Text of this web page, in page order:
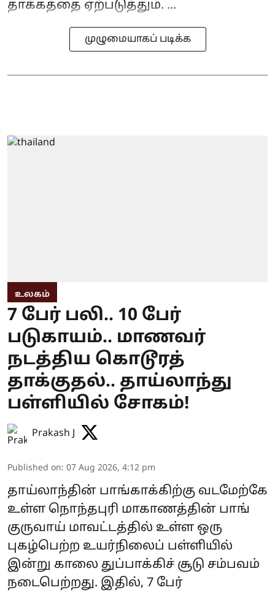
தாக்கத்தை ஏற்படுத்தும். ...
முழுமையாகப் படிக்க
உலகம்
7 பேர் பலி.. 10 பேர்
படுகாயம்.. மாணவர்
நடத்திய கொடூரத்
தாக்குதல்.. தாய்லாந்து
பள்ளியில் சோகம்!
Prakash J
Published on: 07 Aug 2026, 4:12 pm
தாய்லாந்தின் பாங்காக்கிற்கு வடமேற்கே
உள்ள நொந்தபுரி மாகாணத்தின் பாங்
குருவாய் மாவட்டத்தில் உள்ள ஒரு
புகழ்பெற்ற உயர்நிலைப் பள்ளியில்
இன்று காலை துப்பாக்கிச் சூடு சம்பவம்
நடைபெற்றது. இதில், 7 பேர்